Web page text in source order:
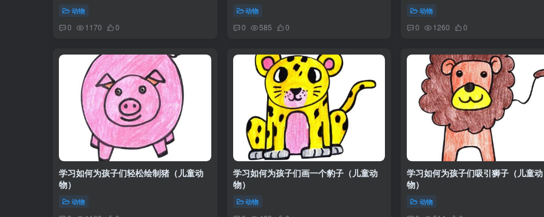
动物
0 1170 0
动物
0 585 0
动物
0 1260 0
学习如何为孩子们轻松绘制猪（儿童动
物）
动物
学习如何为孩子们画一个豹子（儿童动
物）
动物
学习如何为孩子们吸引狮子（儿童动
物）
动物